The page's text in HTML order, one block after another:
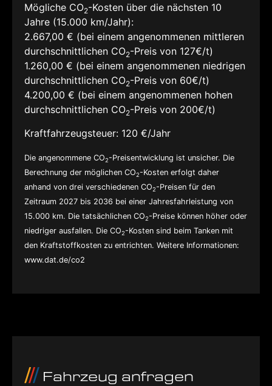
Mögliche CO2-Kosten über die nächsten 10
Jahre (15.000 km/Jahr):
2.667,00 € (bei einem angenommenen mittleren
durchschnittlichen CO2-Preis von 127€/t)
1.260,00 € (bei einem angenommenen niedrigen
durchschnittlichen CO2-Preis von 60€/t)
4.200,00 € (bei einem angenommenen hohen
durchschnittlichen CO2-Preis von 200€/t)
Kraftfahrzeugsteuer: 120 €/Jahr
Die angenommene CO2-Preisentwicklung ist unsicher. Die
Berechnung der möglichen CO2-Kosten erfolgt daher
anhand von drei verschiedenen CO2-Preisen für den
Zeitraum 2027 bis 2036 bei einer Jahresfahrleistung von
15.000 km. Die tatsächlichen CO2-Preise können höher oder
niedriger ausfallen. Die CO2-Kosten sind beim Tanken mit
den Kraftstoffkosten zu entrichten. Weitere Informationen:
www.dat.de/co2
Fahrzeug anfragen